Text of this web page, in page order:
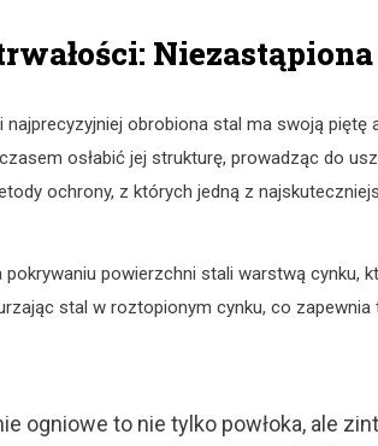
najprecyzyjniej obrobiona stal ma swoją piętę
osłabić jej strukturę, prowadząc do
ochrony, z których jedną z
pokrywaniu powierzchni stali warstwą cynku,
stal w roztopionym cynku, co
ogniowe to nie tylko powłoka, ale